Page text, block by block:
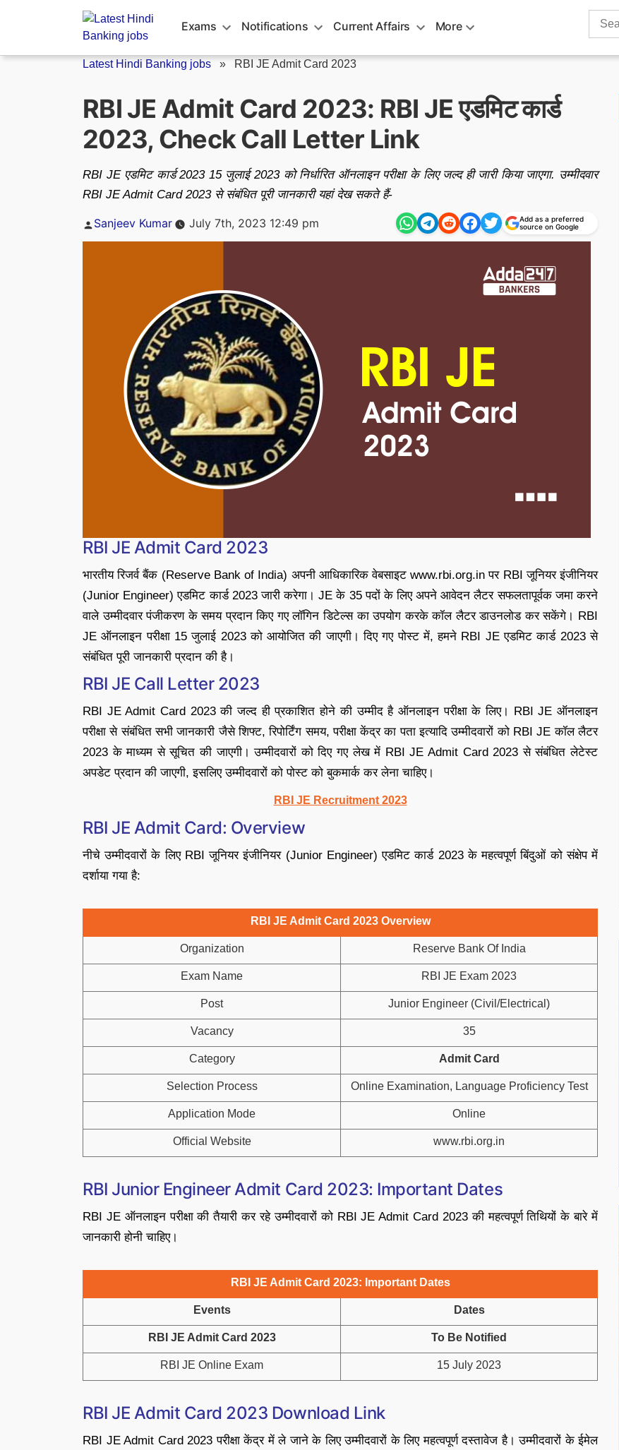
Exams Notifications Current Affairs More
Search
Latest Hindi Banking jobs » RBI JE Admit Card 2023
RBI JE Admit Card 2023: RBI JE एडमिट कार्ड
2023, Check Call Letter Link
RBI JE एडमिट कार्ड 2023 15 जुलाई 2023 को निर्धारित ऑनलाइन परीक्षा के लिए जल्द ही जारी किया जाएगा. उम्मीदवार
RBI JE Admit Card 2023 से संबंधित पूरी जानकारी यहां देख सकते हैं-
Posted
Sanjeev Kumar July 7th, 2023 12:49 pm
Add as a preferred
source on Google
RBI JE Admit Card 2023
भारतीय रिजर्व बैंक (Reserve Bank of India) अपनी आधिकारिक वेबसाइट www.rbi.org.in पर RBI जूनियर इंजीनियर
(Junior Engineer) एडमिट कार्ड 2023 जारी करेगा। JE के 35 पदों के लिए अपने आवेदन लैटर सफलतापूर्वक जमा करने
वाले उम्मीदवार पंजीकरण के समय प्रदान किए गए लॉगिन डिटेल्स का उपयोग करके कॉल लैटर डाउनलोड कर सकेंगे। RBI
JE ऑनलाइन परीक्षा 15 जुलाई 2023 को आयोजित की जाएगी। दिए गए पोस्ट में, हमने RBI JE एडमिट कार्ड 2023 से
संबंधित पूरी जानकारी प्रदान की है।
RBI JE Call Letter 2023
RBI JE Admit Card 2023 की जल्द ही प्रकाशित होने की उम्मीद है ऑनलाइन परीक्षा के लिए। RBI JE ऑनलाइन
परीक्षा से संबंधित सभी जानकारी जैसे शिफ्ट, रिपोर्टिंग समय, परीक्षा केंद्र का पता इत्यादि उम्मीदवारों को RBI JE कॉल लैटर
2023 के माध्यम से सूचित की जाएगी। उम्मीदवारों को दिए गए लेख में RBI JE Admit Card 2023 से संबंधित लेटेस्ट
अपडेट प्रदान की जाएगी, इसलिए उम्मीदवारों को पोस्ट को बुकमार्क कर लेना चाहिए।
RBI JE Recruitment 2023
RBI JE Admit Card: Overview
नीचे उम्मीदवारों के लिए RBI जूनियर इंजीनियर (Junior Engineer) एडमिट कार्ड 2023 के महत्वपूर्ण बिंदुओं को संक्षेप में
दर्शाया गया है:
RBI JE Admit Card 2023 Overview
Organization Reserve Bank Of India
Exam Name RBI JE Exam 2023
Post Junior Engineer (Civil/Electrical)
Vacancy 35
Category Admit Card
Selection Process Online Examination, Language Proficiency Test
Application Mode Online
Official Website www.rbi.org.in
RBI Junior Engineer Admit Card 2023: Important Dates
RBI JE ऑनलाइन परीक्षा की तैयारी कर रहे उम्मीदवारों को RBI JE Admit Card 2023 की महत्वपूर्ण तिथियों के बारे में
जानकारी होनी चाहिए।
RBI JE Admit Card 2023: Important Dates
Events Dates
RBI JE Admit Card 2023 To Be Notified
RBI JE Online Exam 15 July 2023
RBI JE Admit Card 2023 Download Link
RBI JE Admit Card 2023 परीक्षा केंद्र में ले जाने के लिए उम्मीदवारों के लिए महत्वपूर्ण दस्तावेज है। उम्मीदवारों के ईमेल